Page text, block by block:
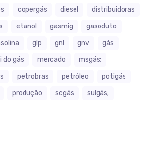
copergás diesel
distribuidoras
etanol gasmig
gasoduto
glp gnl gnv
gás
do gás mercado
msgás;
petrobras petróleo
potigás
produção scgás
sulgás;